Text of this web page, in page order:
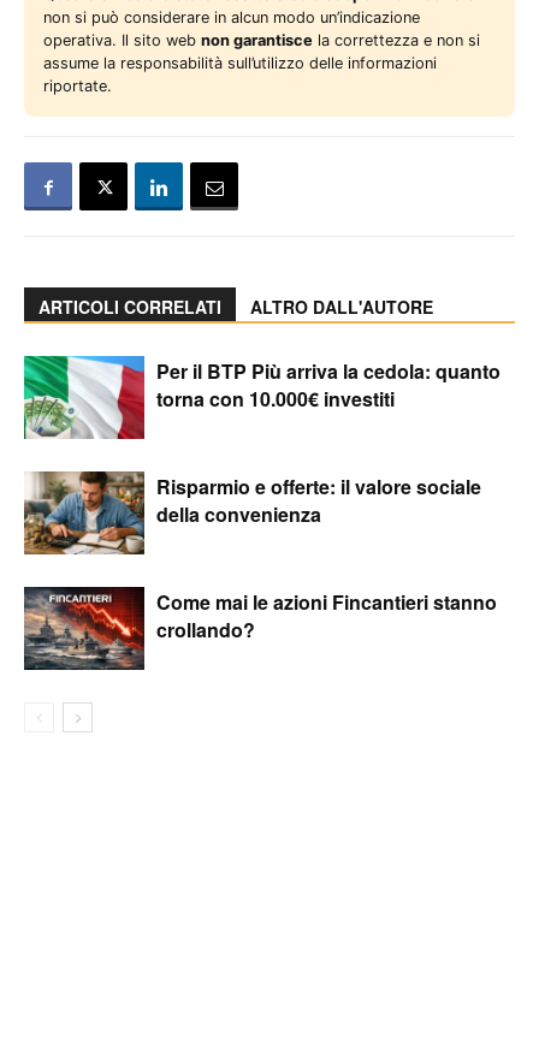
non si può considerare in alcun modo un’indicazione
operativa. Il sito web non garantisce la correttezza e non si
assume la responsabilità sull’utilizzo delle informazioni
riportate.
ARTICOLI CORRELATI ALTRO DALL'AUTORE
Per il BTP Più arriva la cedola: quanto
torna con 10.000€ investiti
Risparmio e offerte: il valore sociale
della convenienza
Come mai le azioni Fincantieri stanno
crollando?